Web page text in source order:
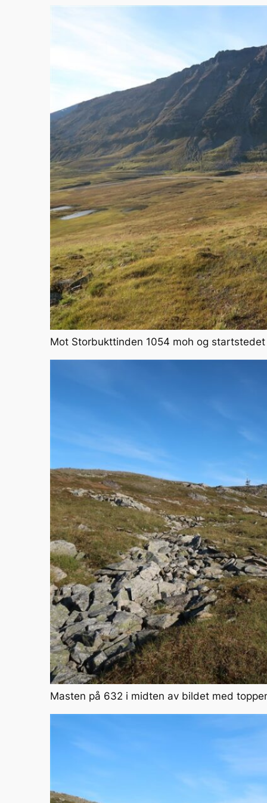
Mot Storbukttinden 1054 moh og startstedet
Masten på 632 i midten av bildet med